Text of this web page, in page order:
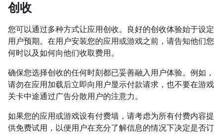
创收
您可以通过多种方式让应用创收。良好的创收体验始于设定
用户预期。在用户安装您的应用或游戏之前，请告知他们您
何时以及如何向他们收取费用。
确保您选择创收的任何时刻都已妥善融入用户体验。例如，
请勿在应用加载后立即向用户显示付款请求，也不要在游戏
关卡中途通过广告分散用户的注意力。
如果您的应用或游戏设有付费墙，请考虑为所有付费内容提
供免费试用，以便用户在充分了解信息的情况下决定是否订